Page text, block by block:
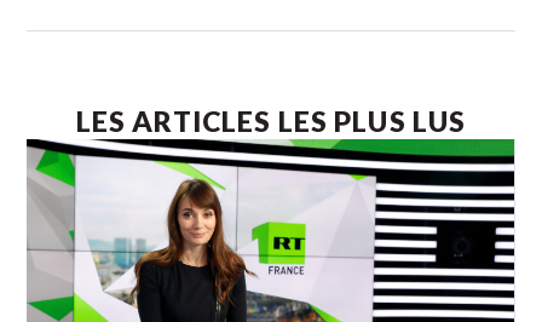
LES ARTICLES LES PLUS LUS